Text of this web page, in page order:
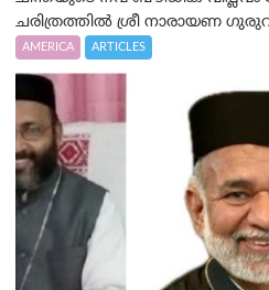
ചരിത്രത്തിൽ ശ്രീ നാരായണ
AMERICA ARTICLES